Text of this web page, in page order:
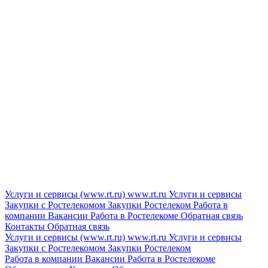
Услуги и сервисы (www.rt.ru) www.rt.ru Услуги и сервисы
Закупки с Ростелекомом Закупки Ростелеком Работа в
компании Вакансии Работа в Ростелекоме Обратная связь
Контакты Обратная связь
Услуги и сервисы (www.rt.ru) www.rt.ru Услуги и сервисы
Закупки с Ростелекомом Закупки Ростелеком
Работа в компании Вакансии Работа в Ростелекоме